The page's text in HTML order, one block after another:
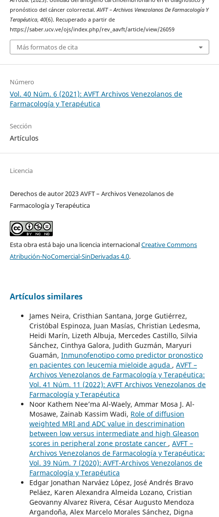
pronóstico del cáncer colorrectal.AVFT – Archivos Venezolanos De Farmacología Y
Terapéutica, 40(6). Recuperado a partir de
https://saber.ucv.ve/ojs/index.php/rev_aavft/article/view/26059
Más formatos de cita
Número
Vol. 40 Núm. 6 (2021): AVFT Archivos Venezolanos de
Farmacología y Terapéutica
Sección
Artículos
Licencia
Derechos de autor 2023 AVFT – Archivos Venezolanos de
Farmacología y Terapéutica
Esta obra está bajo una licencia internacionalCreative Commons
Atribución-NoComercial-SinDerivadas 4.0.
Artículos similares
James Neira, Cristhian Santana, Jorge Gutiérrez,
Cristóbal Espinoza, Juan Masías, Christian Ledesma,
Heidi Marín, Lizeth Albuja, Mercedes Castillo, Silvia
Sánchez, Cinthya Galora, Judith Guzmán, Maryuri
Guamán, Inmunofenotipo como predictor pronostico
en pacientes con leucemia mieloide aguda , AVFT –
Archivos Venezolanos de Farmacología y Terapéutica:
Vol. 41 Núm. 11 (2022): AVFT Archivos Venezolanos de
Farmacología y Terapéutica
Noor Kathem Nee’ma Al-Waely, Ammar Mosa J. Al-
Mosawe, Zainab Kassim Wadi, Role of diffusion
weighted MRI and ADC value in descrimination
between low versus intermediate and high Gleason
scores in peripheral zone prostate cancer , AVFT –
Archivos Venezolanos de Farmacología y Terapéutica:
Vol. 39 Núm. 7 (2020): AVFT-Archivos Venezolanos de
Farmacología y Terapéutica
Edgar Jonathan Narváez López, José Andrés Bravo
Peláez, Karen Alexandra Almeida Lozano, Cristian
Geovanny Alvarez Rivera, César Augusto Mendoza
Argandoña, Alex Marcelo Morales Sánchez, Digna